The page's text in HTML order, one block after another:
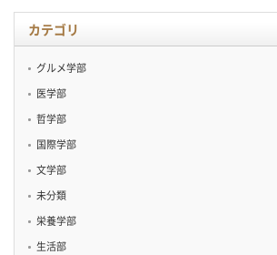
カテゴリ
グルメ学部
医学部
哲学部
国際学部
文学部
未分類
栄養学部
生活部